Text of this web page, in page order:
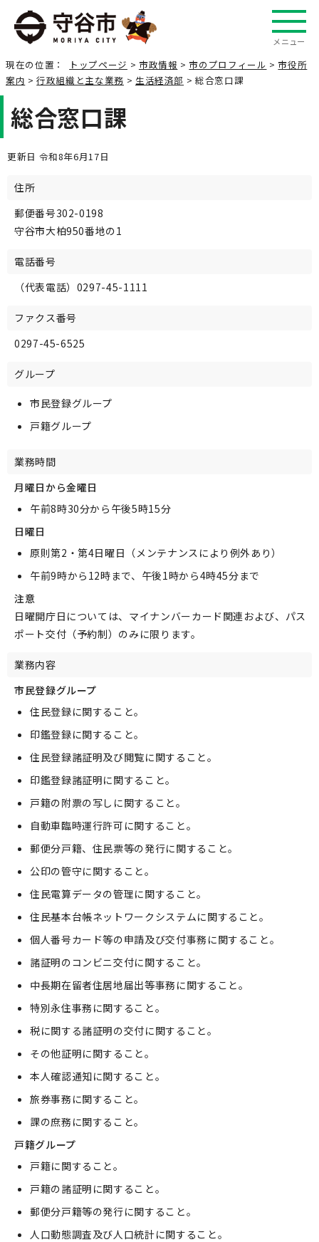
メニュー
現在の位置： トップページ > 市政情報 >市のプロフィール >市役所
案内 >行政組織と主な業務 > 生活経済部 > 総合窓口課
総合窓口課
更新日 令和8年6月17日
住所
郵便番号302-0198
守谷市大柏950番地の1
電話番号
（代表電話）0297-45-1111
ファクス番号
0297-45-6525
グループ
市民登録グループ
戸籍グループ
業務時間
月曜日から金曜日
午前8時30分から午後5時15分
日曜日
原則第2・第4日曜日（メンテナンスにより例外あり）
午前9時から12時まで、午後1時から4時45分まで
注意
日曜開庁日については、マイナンバーカード関連および、パス
ポート交付（予約制）のみに限ります。
業務内容
市民登録グループ
住民登録に関すること。
印鑑登録に関すること。
住民登録諸証明及び閲覧に関すること。
印鑑登録諸証明に関すること。
戸籍の附票の写しに関すること。
自動車臨時運行許可に関すること。
郵便分戸籍、住民票等の発行に関すること。
公印の管守に関すること。
住民電算データの管理に関すること。
住民基本台帳ネットワークシステムに関すること。
個人番号カード等の申請及び交付事務に関すること。
諸証明のコンビニ交付に関すること。
中長期在留者住居地届出等事務に関すること。
特別永住事務に関すること。
税に関する諸証明の交付に関すること。
その他証明に関すること。
本人確認通知に関すること。
旅券事務に関すること。
課の庶務に関すること。
戸籍グループ
戸籍に関すること。
戸籍の諸証明に関すること。
郵便分戸籍等の発行に関すること。
人口動態調査及び人口統計に関すること。